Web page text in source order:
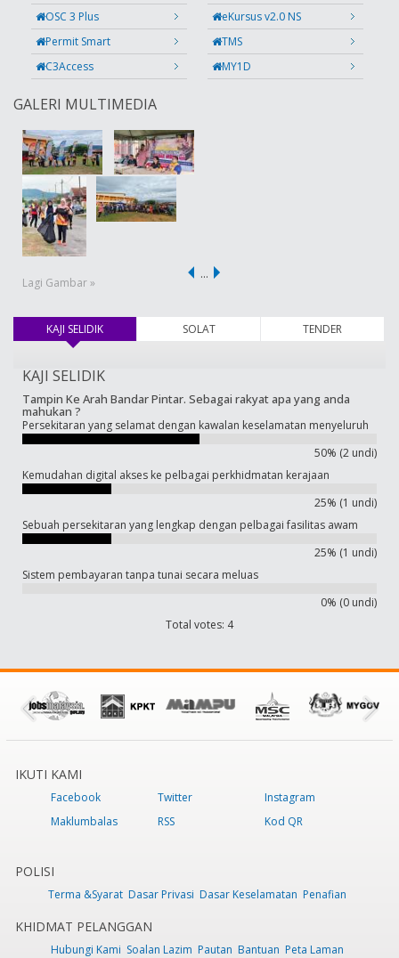
OSC 3 Plus
eKursus v2.0 NS
Permit Smart
TMS
C3Access
MY1D
GALERI MULTIMEDIA
Lagi Gambar »
…
KAJI SELIDIK(tab aktif) SOLAT TENDER
KAJI SELIDIK
Tampin Ke Arah Bandar Pintar. Sebagai rakyat apa yang anda
mahukan ?
Persekitaran yang selamat dengan kawalan keselamatan menyeluruh
50% (2 undi)
Kemudahan digital akses ke pelbagai perkhidmatan kerajaan
25% (1 undi)
Sebuah persekitaran yang lengkap dengan pelbagai fasilitas awam
25% (1 undi)
Sistem pembayaran tanpa tunai secara meluas
0% (0 undi)
Total votes: 4
IKUTI KAMI
Facebook Twitter
Instagram
Maklumbalas
RSS Kod QR
POLISI
Terma &Syarat Dasar Privasi Dasar Keselamatan Penafian
KHIDMAT PELANGGAN
Hubungi Kami Soalan Lazim Pautan Bantuan Peta Laman